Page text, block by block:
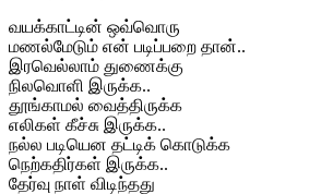
வயக்காட்டின் ஒவ்வொரு
மணல்மேடும் என் படிப்பறை தான்..
இரவெல்லாம் துணைக்கு
நிலவொளி இருக்க..
தூங்காமல் வைத்திருக்க
எலிகள் கீச்சு இருக்க..
நல்ல படியென தட்டிக் கொடுக்க
நெற்கதிர்கள் இருக்க..
தேர்வு நாள் விடிந்தது